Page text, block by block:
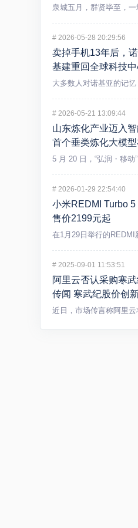
# 2026-05-28 20:29:56
卖掉手机13年后，
基建重回全球科技
# 2026-05-21 13:09:44
山东炼化产业迈入
首个垂类炼化大模
# 2026-01-29 22:54:40
小米REDMI Turbo
售价2199元起
# 2025-09-01 11:53:51
阿里云否认采购寒
传闻 寒武纪股价创